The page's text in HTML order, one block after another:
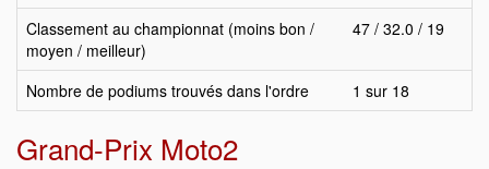
Classement au championnat (moins bon /
moyen / meilleur)
47 / 32.0 / 19
Nombre de podiums trouvés dans l'ordre 1 sur 18
Grand-Prix Moto2